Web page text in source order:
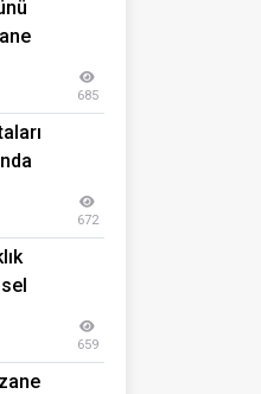
685
672
659